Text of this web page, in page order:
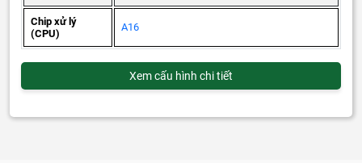
Chip xử lý
(CPU)
A16
Xem cấu hình chi tiết